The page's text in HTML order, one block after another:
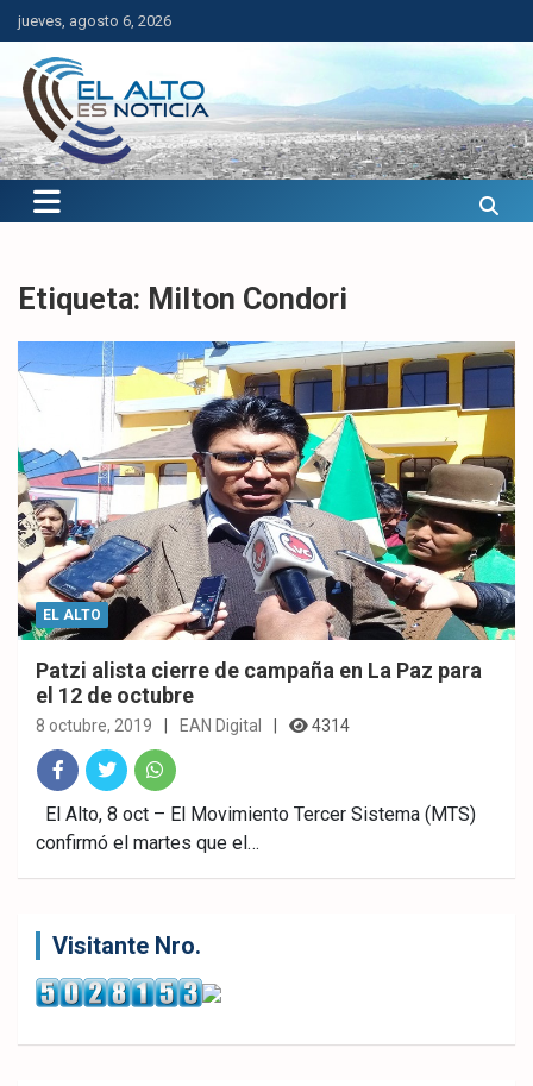
Saltar
al
contenido
jueves, agosto 6, 2026
El Alto es Noticia
Últimas noticias de El Alto, Bolivia y el mundo.
Etiqueta: Milton Condori
EL ALTO
Patzi alista cierre de campaña en La Paz para
el 12 de octubre
8 octubre, 2019 EAN Digital 4314
Fac
ebo
Twitt
er
What
sAp
El Alto, 8 oct – El Movimiento Tercer Sistema (MTS)
confirmó el martes que el…
Visitante Nro.